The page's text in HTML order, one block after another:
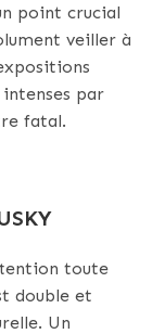
point crucial
veiller à
par
fatal.
toute
double et
Un